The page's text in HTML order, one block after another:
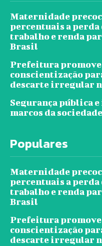
Maternidade
percentuais a
trabalho e renda
Brasil
Prefeitura
conscientização
descarte irregular
Segurança pública
marcos da
Populares
Maternidade
percentuais a
trabalho e renda
Brasil
Prefeitura
conscientização
descarte irregular